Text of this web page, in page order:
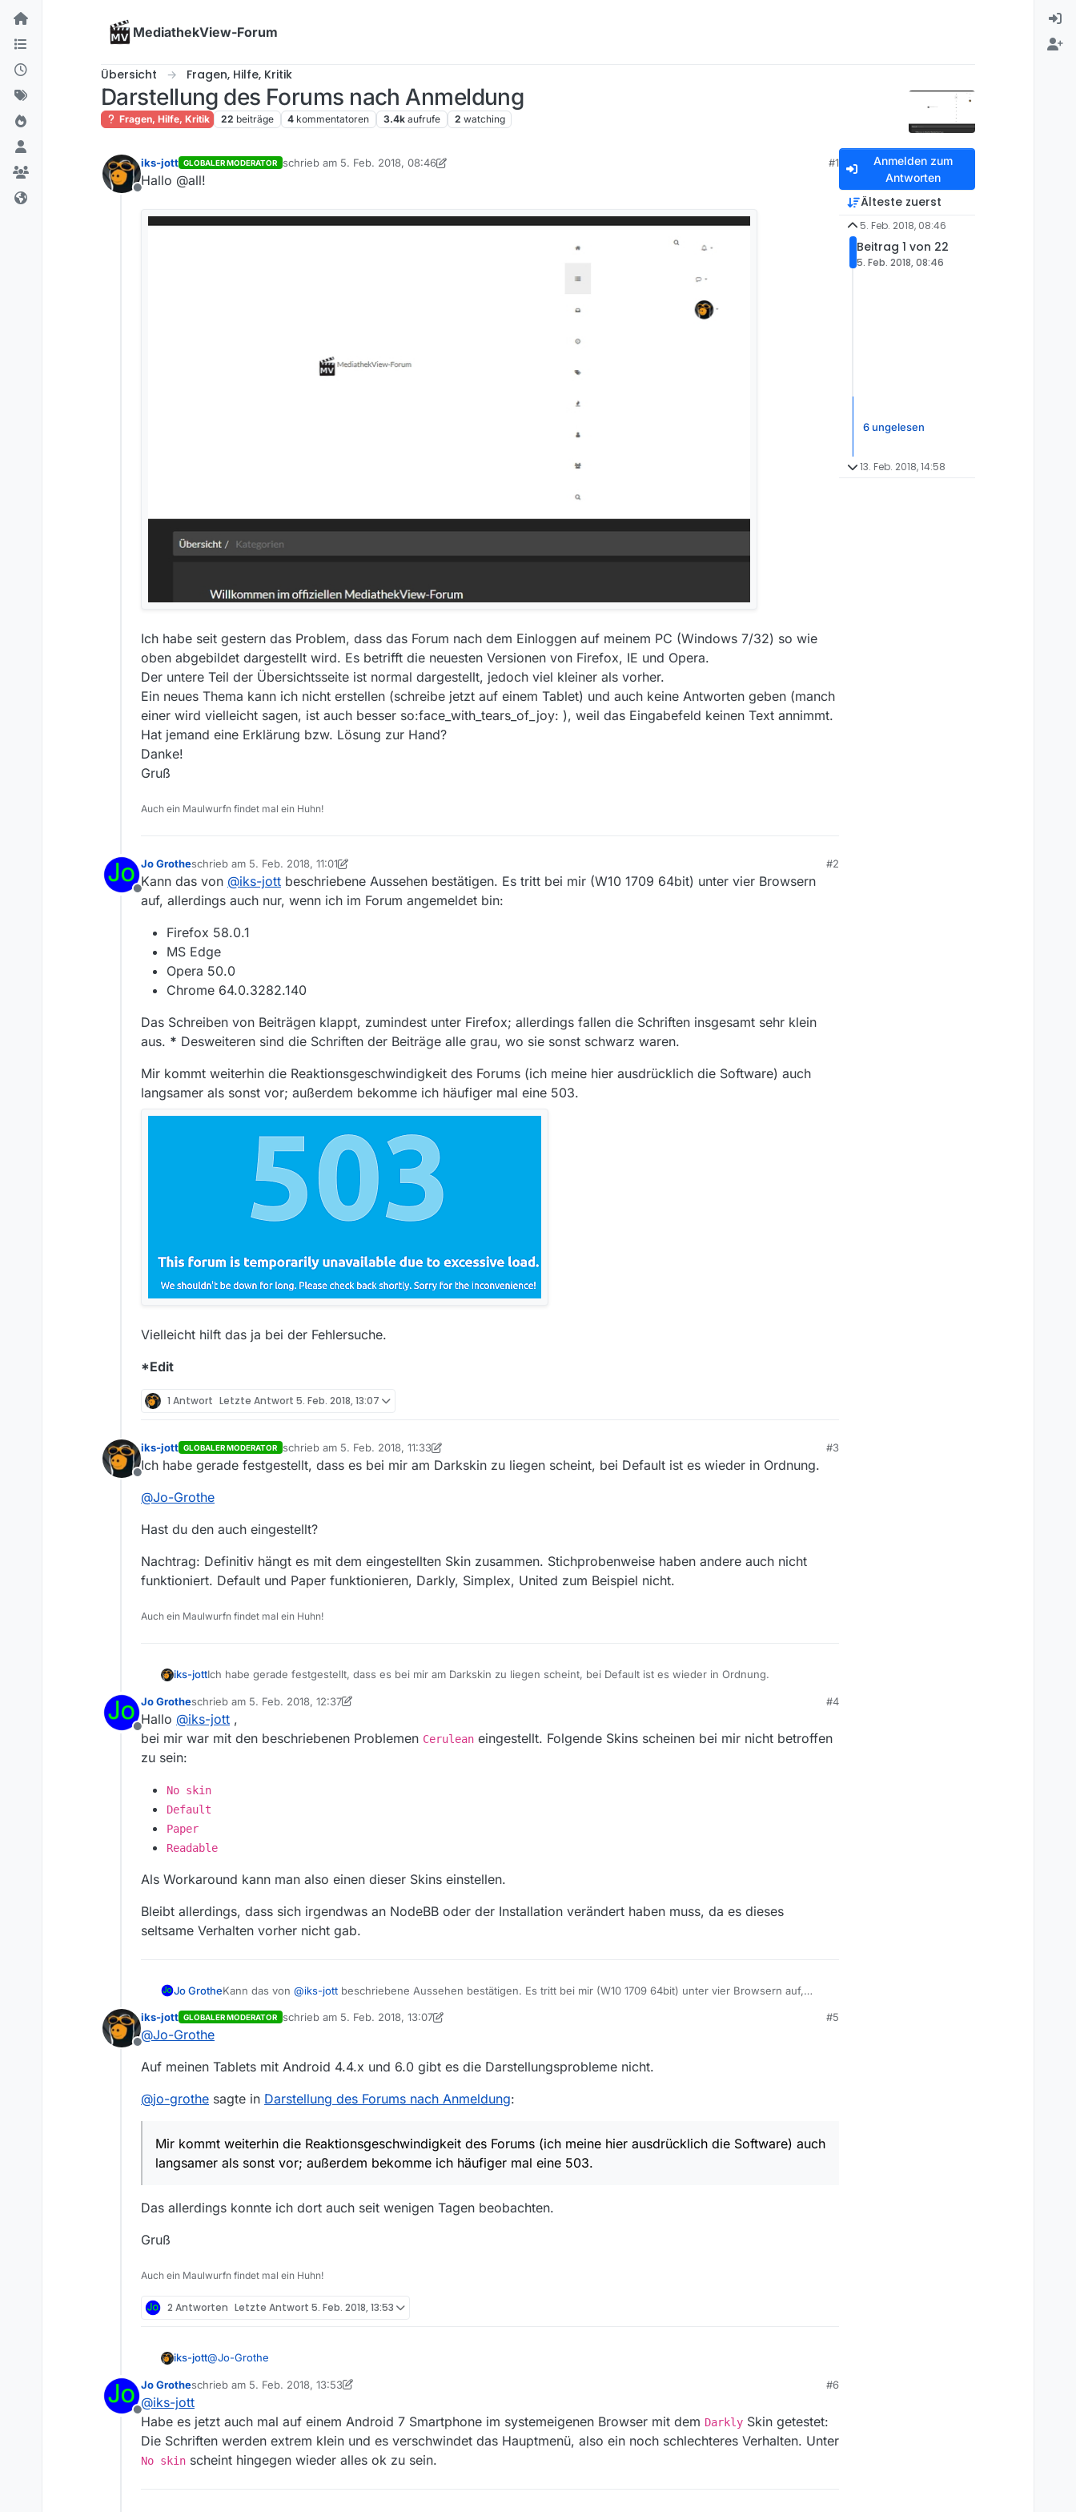
Skip to content
MediathekView-Forum
Übersicht Fragen, Hilfe, Kritik
Darstellung des Forums nach Anmeldung
Fragen, Hilfe, Kritik 22 beiträge 4 kommentatoren 3.4k aufrufe 2 watching
Offline
iks-jott GLOBALER MODERATOR schrieb am 5. Feb. 2018, 08:46
zuletzt editiert von iks-jott2. Mai 2018, 09:47
#1
Hallo @all!
Ich habe seit gestern das Problem, dass das Forum nach dem Einloggen auf meinem PC (Windows 7/32) so wie
oben abgebildet dargestellt wird. Es betrifft die neuesten Versionen von Firefox, IE und Opera.
Der untere Teil der Übersichtsseite ist normal dargestellt, jedoch viel kleiner als vorher.
Ein neues Thema kann ich nicht erstellen (schreibe jetzt auf einem Tablet) und auch keine Antworten geben (manch
einer wird vielleicht sagen, ist auch besser so:face_with_tears_of_joy: ), weil das Eingabefeld keinen Text annimmt.
Hat jemand eine Erklärung bzw. Lösung zur Hand?
Danke!
Gruß
Auch ein Maulwurfn findet mal ein Huhn!
Offline
Jo Grotheschrieb am 5. Feb. 2018, 11:01
zuletzt editiert von Jo Grothe2. Mai 2018, 14:34
#2
Kann das von @iks-jott beschriebene Aussehen bestätigen. Es tritt bei mir (W10 1709 64bit) unter vier Browsern
auf, allerdings auch nur, wenn ich im Forum angemeldet bin:
Firefox 58.0.1
MS Edge
Opera 50.0
Chrome 64.0.3282.140
Das Schreiben von Beiträgen klappt, zumindest unter Firefox; allerdings fallen die Schriften insgesamt sehr klein
aus. * Desweiteren sind die Schriften der Beiträge alle grau, wo sie sonst schwarz waren.
Mir kommt weiterhin die Reaktionsgeschwindigkeit des Forums (ich meine hier ausdrücklich die Software) auch
langsamer als sonst vor; außerdem bekomme ich häufiger mal eine 503.
Vielleicht hilft das ja bei der Fehlersuche.
*Edit
1 Antwort Letzte Antwort 5. Feb. 2018, 13:07
Offline
iks-jott GLOBALER MODERATOR schrieb am 5. Feb. 2018, 11:33
zuletzt editiert von iks-jott 2. Mai 2018, 12:41
#3
Ich habe gerade festgestellt, dass es bei mir am Darkskin zu liegen scheint, bei Default ist es wieder in Ordnung.
@Jo-Grothe
Hast du den auch eingestellt?
Nachtrag: Definitiv hängt es mit dem eingestellten Skin zusammen. Stichprobenweise haben andere auch nicht
funktioniert. Default und Paper funktionieren, Darkly, Simplex, United zum Beispiel nicht.
Auch ein Maulwurfn findet mal ein Huhn!
iks-jottIch habe gerade festgestellt, dass es bei mir am Darkskin zu liegen scheint, bei Default ist es wieder in Ordnung.
@Jo-Grothe
Hast du den auch eingestellt?
Offline
Jo Grotheschrieb am 5. Feb. 2018, 12:37
zuletzt editiert von Jo Grothe2. Mai 2018, 13:46
#4
Hallo @iks-jott ,
bei mir war mit den beschriebenen Problemen Cerulean eingestellt. Folgende Skins scheinen bei mir nicht betroffen
zu sein:
No skin
Default
Paper
Readable
Als Workaround kann man also einen dieser Skins einstellen.
Bleibt allerdings, dass sich irgendwas an NodeBB oder der Installation verändert haben muss, da es dieses
seltsame Verhalten vorher nicht gab.
Jo GrotheKann das von @iks-jott beschriebene Aussehen bestätigen. Es tritt bei mir (W10 1709 64bit) unter vier Browsern auf,
Firefox 58.0.1
Chrome 64.0.3282.140
Mir kommt weiterhin die Reaktionsgeschwindigkeit des Forums (ich meine hier ausdrücklich die Software) auch langsamer
Vielleicht hilft das ja bei der Fehlersuche.
Offline
iks-jott GLOBALER MODERATOR schrieb am 5. Feb. 2018, 13:07
zuletzt editiert von iks-jott2. Mai 2018, 14:08
#5
@Jo-Grothe
Auf meinen Tablets mit Android 4.4.x und 6.0 gibt es die Darstellungsprobleme nicht.
@jo-grothe sagte in Darstellung des Forums nach Anmeldung:
Mir kommt weiterhin die Reaktionsgeschwindigkeit des Forums (ich meine hier ausdrücklich die Software) auch
langsamer als sonst vor; außerdem bekomme ich häufiger mal eine 503.
Das allerdings konnte ich dort auch seit wenigen Tagen beobachten.
Gruß
Auch ein Maulwurfn findet mal ein Huhn!
2 Antworten Letzte Antwort 5. Feb. 2018, 13:53
iks-jott@Jo-Grothe
Auf meinen Tablets mit Android 4.4.x und 6.0 gibt es die Darstellungsprobleme nicht.
@jo-grothesagte inDarstellung des Forums nach Anmeldung:
Mir kommt weiterhin die Reaktionsgeschwindigkeit des Forums (ich meine hier ausdrücklich die Software) auch
Offline
Jo Grotheschrieb am 5. Feb. 2018, 13:53
zuletzt editiert von Jo Grothe2. Mai 2018, 14:58
#6
@iks-jott
Habe es jetzt auch mal auf einem Android 7 Smartphone im systemeigenen Browser mit dem Darkly Skin getestet:
Die Schriften werden extrem klein und es verschwindet das Hauptmenü, also ein noch schlechteres Verhalten. Unter
No skin scheint hingegen wieder alles ok zu sein.
Anmelden zum
Antworten
Älteste zuerst
5. Feb. 2018, 08:46
Beitrag 1 von 22
5. Feb. 2018, 08:46
6 ungelesen
13. Feb. 2018, 14:58